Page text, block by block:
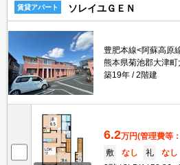
賃貸アパート ソレイユＧＥＮ
豊肥本線<阿蘇高原
熊本県菊池郡大津町
築19年
2階建
6.2万円(管理費等
敷
なし 礼
なし